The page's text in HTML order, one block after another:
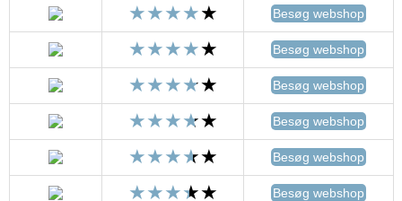
Besøg webshop
Besøg webshop
Besøg webshop
Besøg webshop
Besøg webshop
Besøg webshop